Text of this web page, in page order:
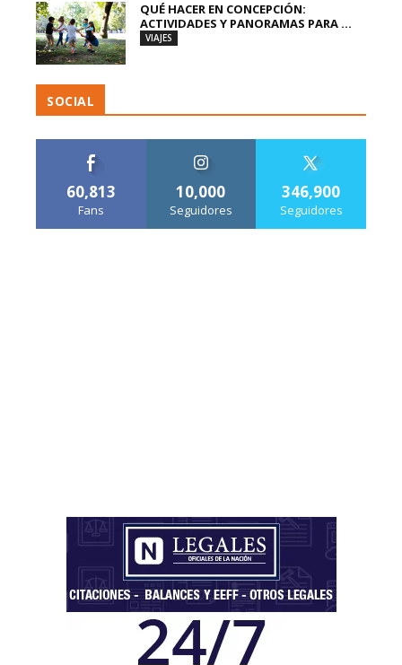
QUÉ HACER EN CONCEPCIÓN:
ACTIVIDADES Y PANORAMAS PARA ...
VIAJES
SOCIAL
60,813
Fans
10,000
Seguidores
346,900
Seguidores